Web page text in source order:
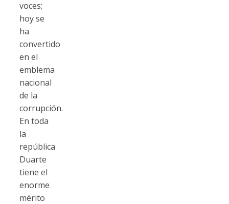
voces;
hoy se
ha
convertido
en el
emblema
nacional
de la
corrupción.
En toda
la
república
Duarte
tiene el
enorme
mérito